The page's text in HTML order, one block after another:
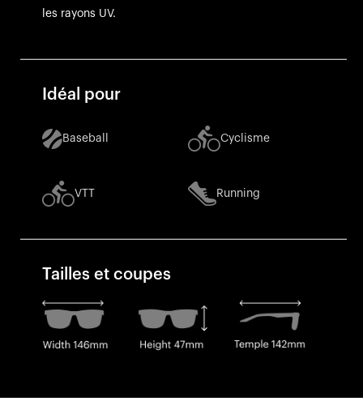
les rayons UV.
Idéal pour
Baseball Cyclisme
VTT Running
Tailles et coupes